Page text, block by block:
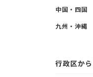
中国・四国
九州・沖縄
行政区か